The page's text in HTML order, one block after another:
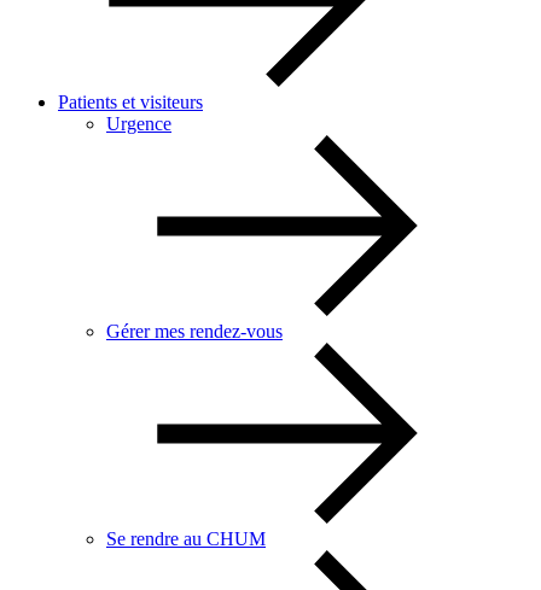
Patients et visiteurs
Urgence
Gérer mes rendez-vous
Se rendre au CHUM